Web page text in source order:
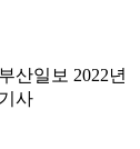
부산일보 2022년
기사